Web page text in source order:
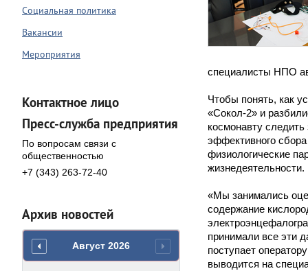
специалисты НПО
Чтобы понять, как
«Сокол-2» и
космонавту
эффективного
физиологические
жизнедеятельности.
«Мы занимались
содержание
принимали все эти
поступает
выводится на
Социальная политика
Вакансии
Мероприятия
Контактное лицо
Пресс-служба предприятия
По вопросам связи с
общественностью
+7 (343) 263-72-40
Архив новостей
Август 2026